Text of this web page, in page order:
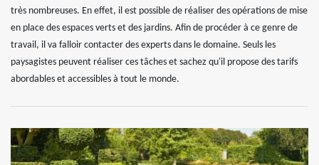
très nombreuses. En effet, il est possible de réaliser des opérations de mise
en place des espaces verts et des jardins. Afin de procéder à ce genre de
travail, il va falloir contacter des experts dans le domaine. Seuls les
paysagistes peuvent réaliser ces tâches et sachez qu'il propose des tarifs
abordables et accessibles à tout le monde.